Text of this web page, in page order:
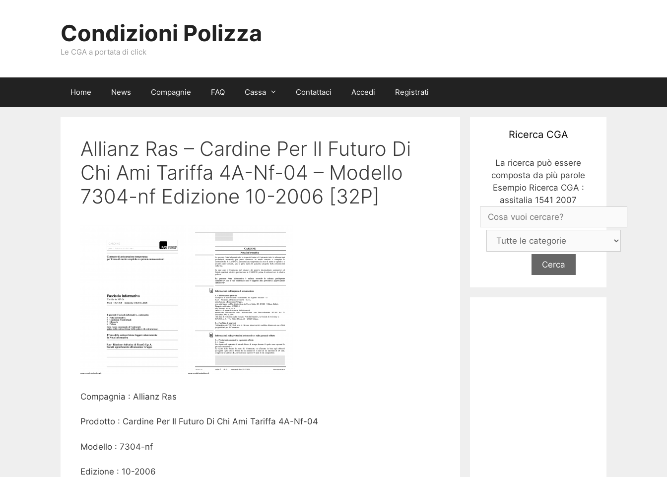
Condizioni Polizza
Le CGA a portata di click
Home News Compagnie FAQ Cassa Contattaci Accedi Registrati
Allianz Ras – Cardine Per Il Futuro Di
Chi Ami Tariffa 4A-Nf-04 – Modello
7304-nf Edizione 10-2006 [32P]
Compagnia : Allianz Ras
Prodotto : Cardine Per Il Futuro Di Chi Ami Tariffa 4A-Nf-04
Modello : 7304-nf
Edizione : 10-2006
Ricerca CGA
La ricerca può essere
composta da più parole
Esempio Ricerca CGA :
assitalia 1541 2007